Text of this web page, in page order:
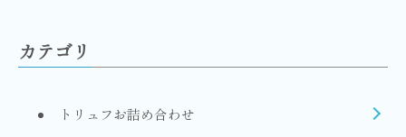
カテゴリ
トリュフお詰め合わせ